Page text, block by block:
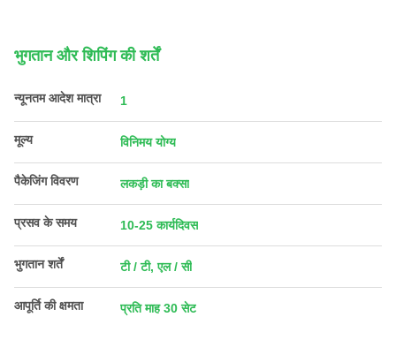
भुगतान और शिपिंग की शर्तें
न्यूनतम आदेश मात्रा 1
मूल्य विनिमय योग्य
पैकेजिंग विवरण लकड़ी का बक्सा
प्रसव के समय 10-25 कार्यदिवस
भुगतान शर्तें टी / टी, एल / सी
आपूर्ति की क्षमता प्रति माह 30 सेट